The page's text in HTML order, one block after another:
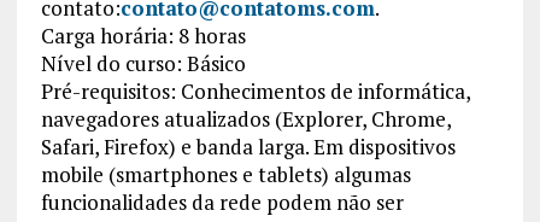
contato:contato@contatoms.com.
Carga horária: 8 horas
Nível do curso: Básico
Pré-requisitos: Conhecimentos de informática,
navegadores atualizados (Explorer, Chrome,
Safari, Firefox) e banda larga. Em dispositivos
mobile (smartphones e tablets) algumas
funcionalidades da rede podem não ser